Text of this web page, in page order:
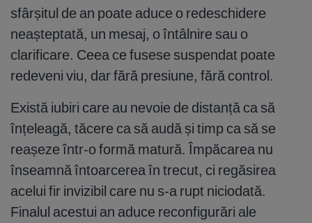
sfârșitul de an poate aduce o redeschidere
neașteptată, un mesaj, o întâlnire sau o
clarificare. Ceea ce fusese suspendat poate
redeveni viu, dar fără presiune, fără control.
Există iubiri care au nevoie de distanță ca să
înțeleagă, tăcere ca să audă și timp ca să se
reașeze într-o formă matură. Împăcarea nu
înseamnă întoarcerea în trecut, ci regăsirea
acelui fir invizibil care nu s-a rupt niciodată.
Finalul acestui an aduce reconfigurări ale